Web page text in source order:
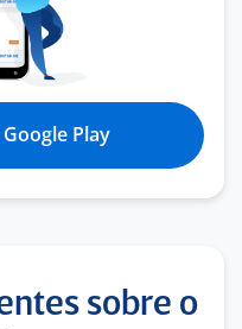
Play
sobre o